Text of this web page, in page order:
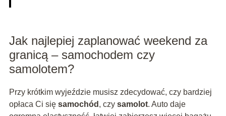
Jak najlepiej zaplanować weekend za
granicą – samochodem czy
samolotem?
Przy krótkim wyjeździe musisz zdecydować, czy bardziej
opłaca Ci się samochód , czy samolot. Auto daje